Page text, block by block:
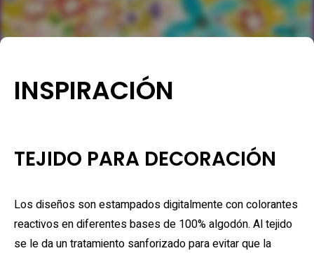
INSPIRACIÓN
TEJIDO PARA DECORACIÓN
Los diseños son estampados digitalmente con colorantes
reactivos en diferentes bases de 100% algodón. Al tejido
se le da un tratamiento sanforizado para evitar que la